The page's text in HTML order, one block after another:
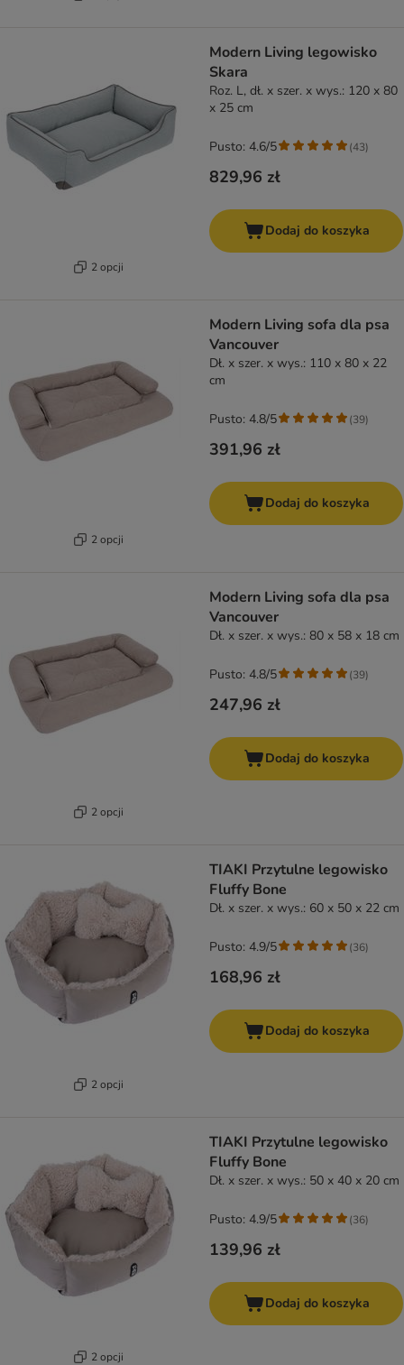
2 opcji
Modern Living legowisko
Skara
Roz. L, dł. x szer. x wys.: 120 x 80
x 25 cm
829,96 zł
Pusto: 4.6/5 (43)
Dodaj do koszyka
2 opcji
Modern Living sofa dla psa
Vancouver
Dł. x szer. x wys.: 110 x 80 x 22
cm
391,96 zł
Pusto: 4.8/5 (39)
Dodaj do koszyka
2 opcji
Modern Living sofa dla psa
Vancouver
Dł. x szer. x wys.: 80 x 58 x 18 cm
247,96 zł
Pusto: 4.8/5 (39)
Dodaj do koszyka
2 opcji
TIAKI Przytulne legowisko
Fluffy Bone
Dł. x szer. x wys.: 60 x 50 x 22 cm
168,96 zł
Pusto: 4.9/5 (36)
Dodaj do koszyka
2 opcji
TIAKI Przytulne legowisko
Fluffy Bone
Dł. x szer. x wys.: 50 x 40 x 20 cm
139,96 zł
Pusto: 4.9/5 (36)
Dodaj do koszyka